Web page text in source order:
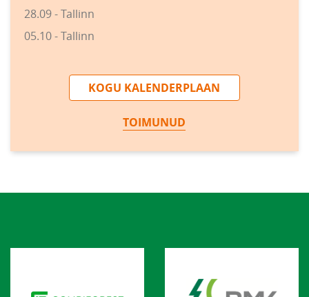
28.09 - Tallinn
05.10 - Tallinn
KOGU KALENDERPLAAN
TOIMUNUD